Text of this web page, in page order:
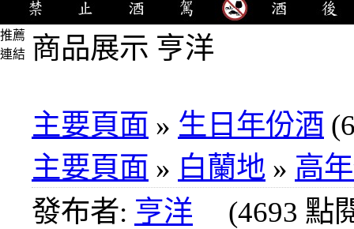
推薦
連結 商品展示 亨洋
主要頁面 » 生日年份酒
主要頁面 » 白蘭地 » 高
發布者: 亨洋 (4693 點